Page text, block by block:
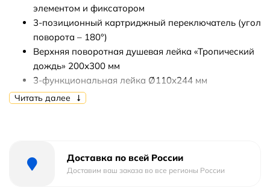
элементом и фиксатором
3-позиционный картриджный переключатель (угол
поворота – 180°)
Верхняя поворотная душевая лейка «Тропический
дождь» 200х300 мм
3-функциональная лейка Ø110х244 мм
Настенное поворотное крепление для лейки
Читать далее
Доставка по всей России
Доставим ваш заказа во все регионы России